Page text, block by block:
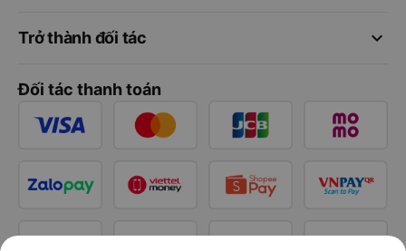
keyboard_arrow_down
Trở thành đối tác
Đối tác thanh toán